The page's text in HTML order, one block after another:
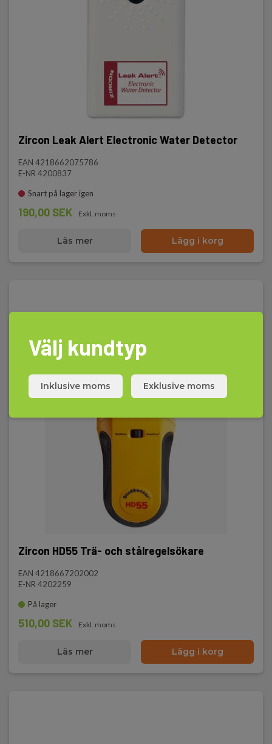
Zircon Leak Alert Electronic Water Detector
EAN 4218662075786
E-NR 4200837
Snart på lager igen
190,00 SEK Exkl. moms
Läs mer Lägg i korg
Zircon HD55 Trä- och stålregelsökare
EAN 4218667202002
E-NR 4202259
På lager
510,00 SEK Exkl. moms
Läs mer Lägg i korg
Välj kundtyp
Inklusive moms Exklusive moms